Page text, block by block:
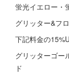
蛍光イエロー・
グリッター&フ
下記料金の
グリッターゴー
ド